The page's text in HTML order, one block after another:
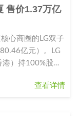
售价1.37万亿
心商圈的LG双子
亿元）。LG
港）持100%股
查看详情